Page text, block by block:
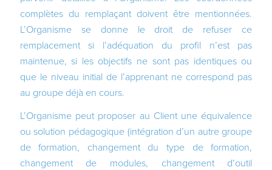
complètes du remplaçant doivent être mentionnées.
L’Organisme se donne le droit de refuser ce
remplacement si l’adéquation du profil n’est pas
maintenue, si les objectifs ne sont pas identiques ou
que le niveau initial de l’apprenant ne correspond pas
au groupe déjà en cours.
L’Organisme peut proposer au Client une équivalence
ou solution pédagogique (intégration d’un autre groupe
de formation, changement du type de formation,
changement de modules, changement d’outil